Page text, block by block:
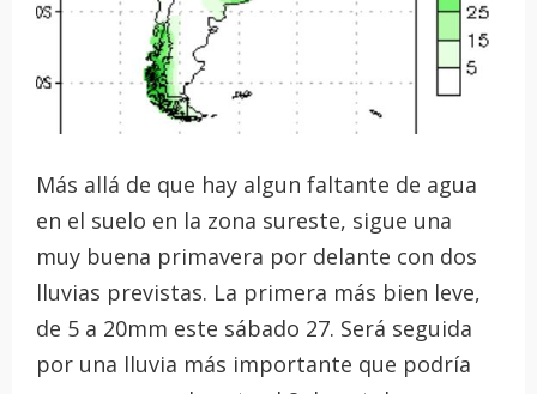
Más allá de que hay algun faltante de agua
en el suelo en la zona sureste, sigue una
muy buena primavera por delante con dos
lluvias previstas. La primera más bien leve,
de 5 a 20mm este sábado 27. Será seguida
por una lluvia más importante que podría